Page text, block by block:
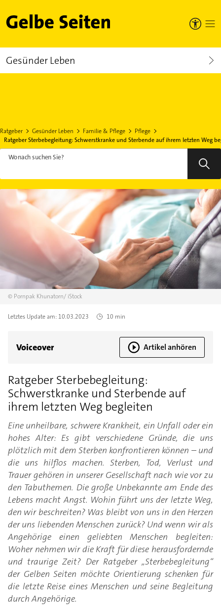
Gelbe Seiten
Gesünder Leben
Ratgeber Gesünder Leben Familie & Pflege
Pflege
Ratgeber Sterbebegleitung: Schwerstkranke und Sterbende auf ihrem letzten Weg
Wonach suchen Sie?
© Pornpak Khunatorn/ iStock
Letztes Update am: 10.03.2023 10 min
Voiceover Artikel anhören
Ratgeber Sterbebegleitung:
Schwerstkranke und Sterbende auf
ihrem letzten Weg begleiten
Eine unheilbare, schwere Krankheit, ein Unfall oder ein
hohes Alter: Es gibt verschiedene Gründe, die uns
plötzlich mit dem Sterben konfrontieren können – und
die uns hilflos machen. Sterben, Tod, Verlust und
Trauer gehören in unserer Gesellschaft nach wie vor zu
den Tabuthemen. Die große Unbekannte am Ende des
Lebens macht Angst. Wohin führt uns der letzte Weg,
den wir beschreiten? Was bleibt von uns in den Herzen
der uns liebenden Menschen zurück? Und wenn wir als
Angehörige einen geliebten Menschen begleiten:
Woher nehmen wir die Kraft für diese herausfordernde
und traurige Zeit? Der Ratgeber „Sterbebegleitung“
der Gelben Seiten möchte Orientierung schenken für
die letzte Reise eines Menschen und seine Begleitung
durch Angehörige.